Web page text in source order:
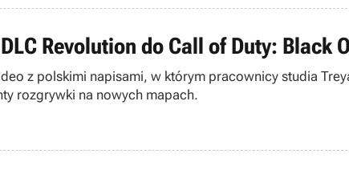
Revolution do Call of Duty:
z polskimi napisami, w którym pracownicy studia
rozgrywki na nowych mapach.